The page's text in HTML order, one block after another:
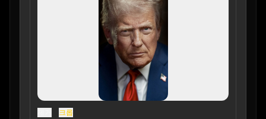
크롭